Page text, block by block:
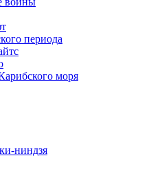
периода
моря
ниндзя